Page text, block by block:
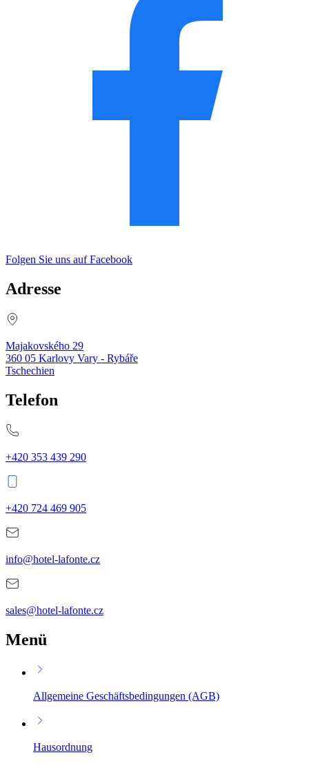
Folgen Sie uns auf Facebook
Adresse
Majakovského 29
360 05 Karlovy Vary - Rybáře
Tschechien
Telefon
+420 353 439 290
+420 724 469 905
info@hotel-lafonte.cz
sales@hotel-lafonte.cz
Menü
Allgemeine Geschäftsbedingungen (AGB)
Hausordnung